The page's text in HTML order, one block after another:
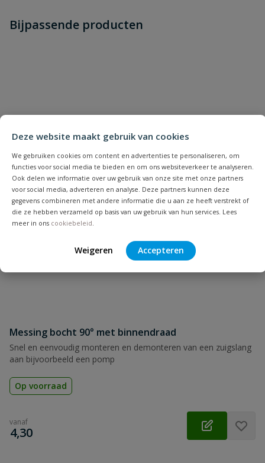
Deze website maakt gebruik van cookies
We gebruiken cookies om content en advertenties te personaliseren, om
functies voor social media te bieden en om ons websiteverkeer te analyseren.
Ook delen we informatie over uw gebruik van onze site met onze partners
voor social media, adverteren en analyse. Deze partners kunnen deze
gegevens combineren met andere informatie die u aan ze heeft verstrekt of
die ze hebben verzameld op basis van uw gebruik van hun services. Lees
meer in ons cookiebeleid
Weigeren Accepteren
dit product?
Schrijf zelf een beoordeling
Naam
Samenvatting
Beoordeling versturen
Bijpassende producten
Messing bocht 90° met binnendraad
Snel en eenvoudig monteren en demonteren van een zuigslang
aan bijvoorbeeld een pomp
Op voorraad
vanaf
€
4,30